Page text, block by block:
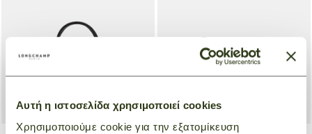
Αυτή η ιστοσελίδα χρησιμοποιεί cookies
Χρησιμοποιούμε cookie για την εξατομίκευση